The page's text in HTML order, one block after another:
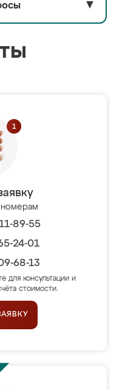
▼
номерам
89-55
24-01
68-13
для консультации и
стоимости.